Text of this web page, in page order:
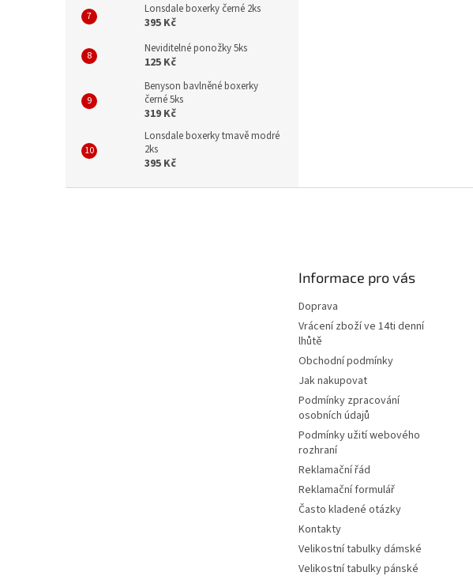
Lonsdale boxerky černé 2ks
395 Kč
Neviditelné ponožky 5ks
125 Kč
Benyson bavlněné boxerky
černé 5ks
319 Kč
Lonsdale boxerky tmavě modré
2ks
395 Kč
Informace pro vás
Doprava
Vrácení zboží ve 14ti denní
lhůtě
Obchodní podmínky
Jak nakupovat
Podmínky zpracování
osobních údajů
Podmínky užití webového
rozhraní
Reklamační řád
Reklamační formulář
Často kladené otázky
Kontakty
Velikostní tabulky dámské
Velikostní tabulky pánské